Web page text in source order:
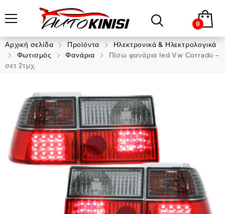
0
Αρχική σελίδα Προϊόντα
Ηλεκτρονικά & Ηλεκτρολογικά
Φωτισμός
Φανάρια
Πίσω φανάρια led Vw Corrado –
σετ 2τμχ.